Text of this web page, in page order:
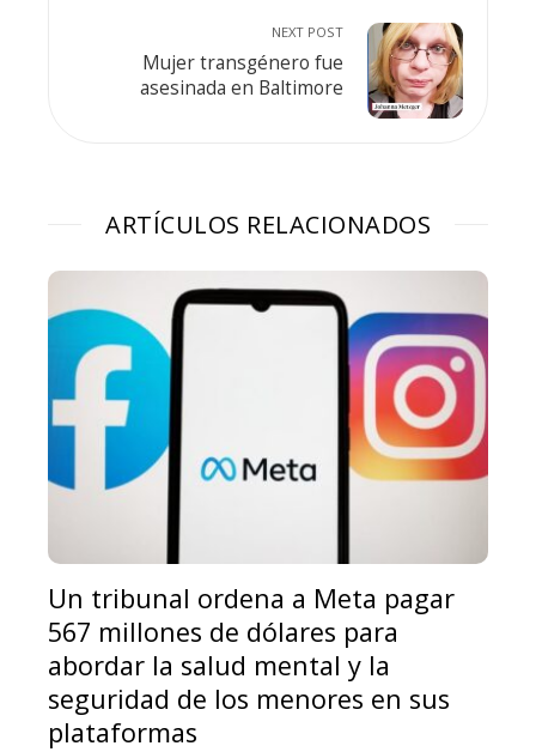
NEXT POST
Mujer transgénero fue
asesinada en Baltimore
ARTÍCULOS RELACIONADOS
Un tribunal ordena a Meta pagar
567 millones de dólares para
abordar la salud mental y la
seguridad de los menores en sus
plataformas